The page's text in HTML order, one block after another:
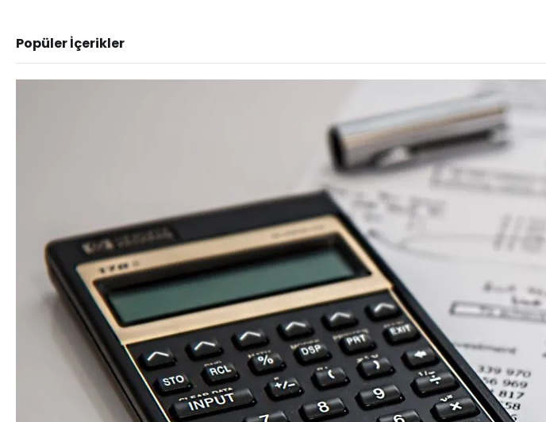
Popüler İçerikler